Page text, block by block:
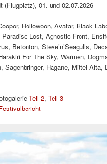
(Flugplatz), 01. und 02.07.2026
Helloween, Avatar, Black
Paradise Lost, Agnostic Front,
Betonton, Steve’n’Seagulls,
For The Sky, Warmen,
Sagenbringer, Hagane, Mittel Alta,
Teil 2,Teil 3